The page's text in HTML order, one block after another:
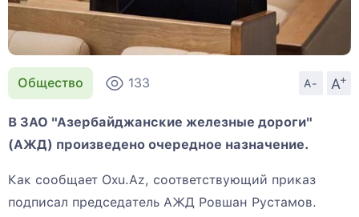
Общество 133 A- A
+
В ЗАО "Азербайджанские железные дороги"
(АЖД) произведено очередное назначение.
Как сообщает Oxu.Az, соответствующий приказ
подписал председатель АЖД Ровшан Рустамов.